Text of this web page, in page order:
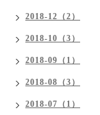
2018-12（2）
2018-10（3）
2018-09（1）
2018-08（3）
2018-07（1）